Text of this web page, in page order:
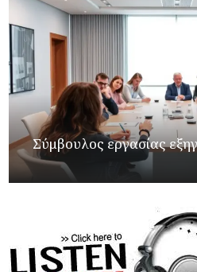
Σύμβουλος εργασίας